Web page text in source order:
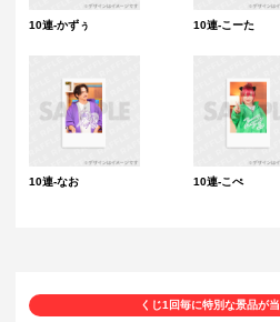
10連-かずぅ 10連-こーた
10連-なお 10連-こぺ
くじ1回毎に特別な景品が